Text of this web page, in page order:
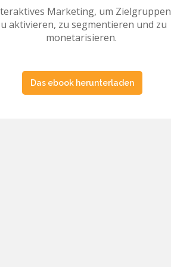
Marketing, um Zielgruppen
aktivieren, zu segmentieren und zu
monetarisieren.
Das ebook herunterladen